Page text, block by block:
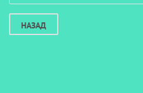
НАЗАД